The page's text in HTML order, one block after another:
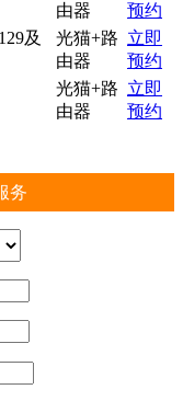
由器
预约
及
光猫+路
由器
立即
预约
光猫+路
由器
立即
预约
务